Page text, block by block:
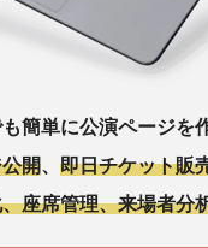
簡単に公演ページを
開、 即日チケット販
座席管理、来場者分